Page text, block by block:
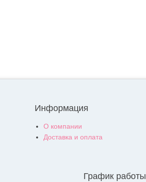
Информация
О компании
Доставка и оплата
График работы